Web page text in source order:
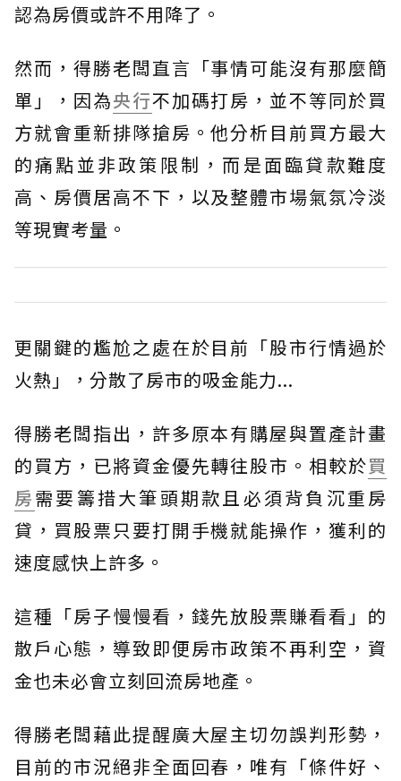
認為房價或許不用降了。
然而，得勝老闆直言「事情可能沒有那麼簡
單」，因為央行不加碼打房，並不等同於買
方就會重新排隊搶房。他分析目前買方最大
的痛點並非政策限制，而是面臨貸款難度
高、房價居高不下，以及整體市場氣氛冷淡
等現實考量。
更關鍵的尷尬之處在於目前「股市行情過於
火熱」，分散了房市的吸金能力...
得勝老闆指出，許多原本有購屋與置產計畫
的買方，已將資金優先轉往股市。相較於買
房需要籌措大筆頭期款且必須背負沉重房
貸，買股票只要打開手機就能操作，獲利的
速度感快上許多。
這種「房子慢慢看，錢先放股票賺看看」的
散戶心態，導致即便房市政策不再利空，資
金也未必會立刻回流房地產。
得勝老闆藉此提醒廣大屋主切勿誤判形勢，
目前的市況絕非全面回春，唯有「條件好、